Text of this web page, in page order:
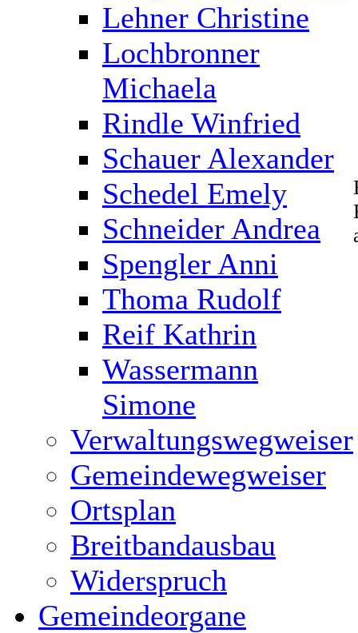
Lehner Christine
Lochbronner
Michaela
Rindle Winfried
Schauer Alexander
Schedel Emely
Schneider Andrea
Spengler Anni
Thoma Rudolf
Reif Kathrin
Wassermann
Simone
Verwaltungswegweiser
Gemeindewegweiser
Ortsplan
Breitbandausbau
Widerspruch
Gemeindeorgane